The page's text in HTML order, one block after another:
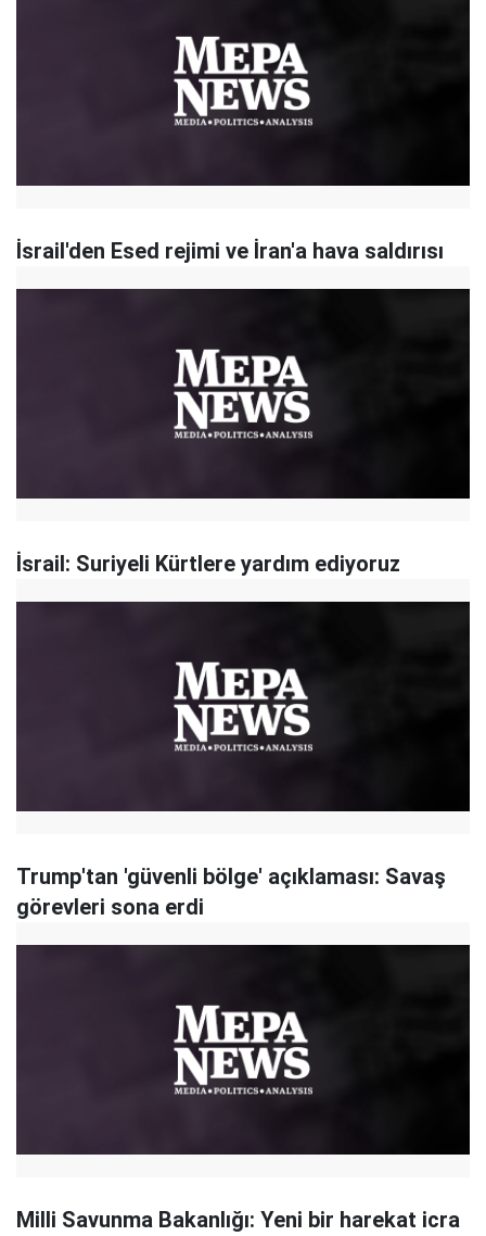
İsrail'den Esed rejimi ve İran'a hava saldırısı
İsrail: Suriyeli Kürtlere yardım ediyoruz
Trump'tan 'güvenli bölge' açıklaması: Savaş
görevleri sona erdi
Milli Savunma Bakanlığı: Yeni bir harekat icra